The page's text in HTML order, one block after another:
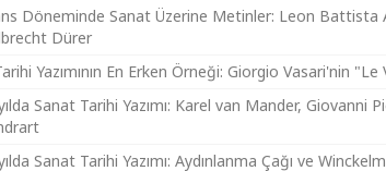
Döneminde Sanat Üzerine Metinler: Leon
Dürer
Yazımının En Erken Örneği: Giorgio Vasari'nin
Sanat Tarihi Yazımı: Karel van Mander,
Sanat Tarihi Yazımı: Aydınlanma Çağı ve